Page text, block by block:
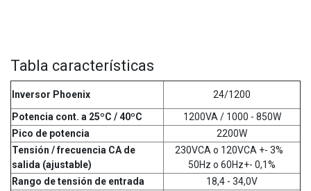
Tabla características
Inversor Phoenix
24/1200
Potencia cont. a 25ºC / 40ºC
1200VA / 1000 - 850W
Pico de potencia
2200W
Tensión / frecuencia CA de
salida (ajustable)
230VCA o 120VCA +- 3%
50Hz o 60Hz+- 0,1%
Rango de tensión de entrada
18,4 - 34,0V